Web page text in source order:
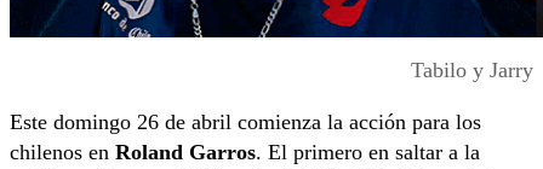
Tabilo y Jarry
Este domingo 26 de abril comienza la acción para los
chilenos en Roland Garros. El primero en saltar a la